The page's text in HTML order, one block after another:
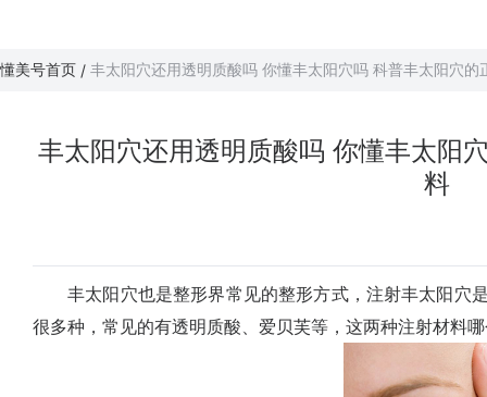
懂美号首页 / 丰太阳穴还用透明质酸吗 你懂丰太阳穴吗 科普丰太阳穴的
丰太阳穴还用透明质酸吗 你懂丰太阳
料
丰太阳穴也是整形界常见的整形方式，注射丰太阳穴
很多种，常见的有透明质酸、爱贝芙等，这两种注射材料